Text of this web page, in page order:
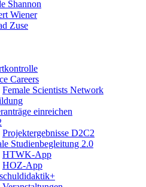
Shannon
Wiener
Zuse
Careers
Female Scientists Network
einreichen
Projektergebnisse D2C2
Studienbegleitung 2.0
HTWK-App
HOZ-App